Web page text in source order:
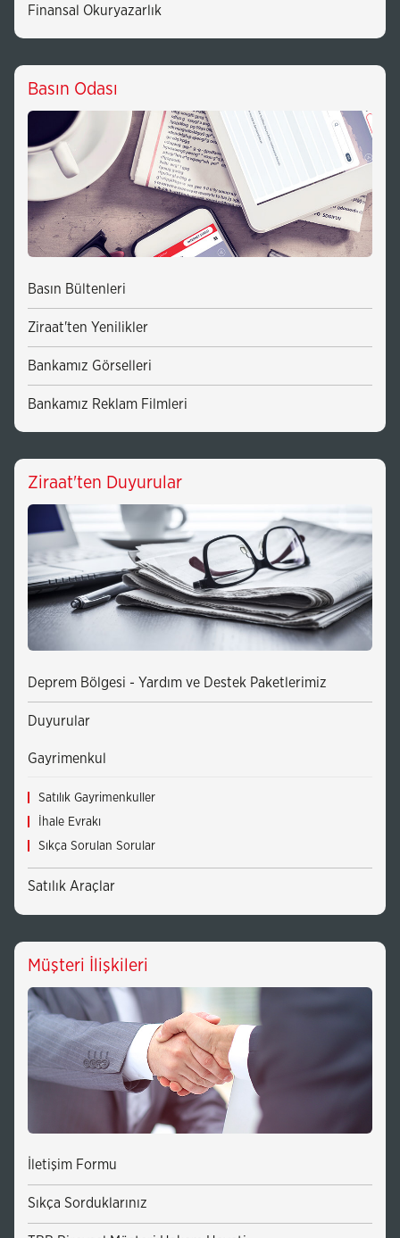
Finansal Okuryazarlık
Basın Odası
Basın Bültenleri
Ziraat'ten Yenilikler
Bankamız Görselleri
Bankamız Reklam Filmleri
Ziraat'ten Duyurular
Deprem Bölgesi - Yardım ve Destek Paketlerimiz
Duyurular
Gayrimenkul
Satılık Gayrimenkuller
İhale Evrakı
Sıkça Sorulan Sorular
Satılık Araçlar
(Bu
yeni
pencerede
Müşteri İlişkileri
İletişim Formu
Sıkça Sorduklarınız